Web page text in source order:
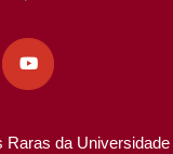

Raras da Universidade